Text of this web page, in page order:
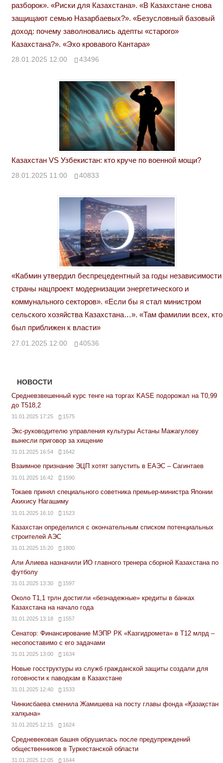
разборок». «Риски для Казахстана». «В Казахстане снова
защищают семью Назарбаевых?». «Безусловный базовый
доход: почему заволновались адепты «старого»
Казахстана?». «Эхо кровавого Кантара»
28.01.2025 12:00 43496
Казахстан VS Узбекистан: кто круче по военной мощи?
28.01.2025 11:00 40833
«Кабмин утвердил беспрецедентный за годы независимости
страны нацпроект модернизации энергетического и
коммунального секторов». «Если бы я стал министром
сельского хозяйства Казахстана…». «Там фамилии всех, кто
был приближен к власти»
27.01.2025 12:00 40536
НОВОСТИ
Средневзвешенный курс тенге на торгах KASE подорожал на Т0,99
до Т518,2
31.01.2025 17:25 1575
Экс-руководителю управления культуры Астаны Мажагулову
вынесли приговор за хищение
31.01.2025 16:54 1642
Взаимное признание ЭЦП хотят запустить в ЕАЭС – Сагинтаев
31.01.2025 16:42 1590
Токаев принял специального советника премьер-министра Японии
Акихису Нагашиму
31.01.2025 16:10 1523
Казахстан определился с окончательным списком потенциальных
строителей АЭС
31.01.2025 15:20 1800
Али Алиева назначили ИО главного тренера сборной Казахстана по
футболу
31.01.2025 13:30 1597
Около Т1,1 трлн достигли «безнадежные» кредиты в банках
Казахстана на начало года
31.01.2025 13:18 1557
Сенатор: Финансирование МЭПР РК «Казгидромета» в Т12 млрд –
несопоставимо с его задачами
31.01.2025 13:00 1634
Новые госструктуры из служб гражданской защиты создали для
готовности к паводкам в Казахстане
31.01.2025 12:40 1533
Чинкисбаева сменила Жамишева на посту главы фонда «Қазақстан
халқына»
31.01.2025 12:15 1624
Средневековая башня обрушилась после предупреждений
общественников в Туркестанской области
31.01.2025 12:05 1644